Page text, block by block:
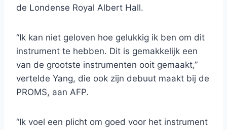
de Londense Royal Albert Hall.
“Ik kan niet geloven hoe gelukkig ik ben om dit
instrument te hebben. Dit is gemakkelijk een
van de grootste instrumenten ooit gemaakt,”
vertelde Yang, die ook zijn debuut maakt bij de
PROMS, aan AFP.
“Ik voel een plicht om goed voor het instrument